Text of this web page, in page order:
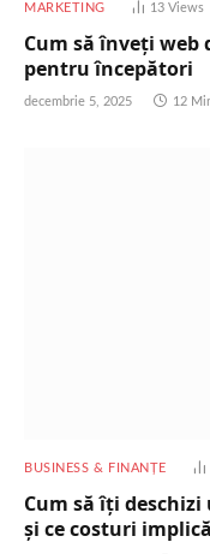
MARKETING 13 Views
Cum să înveți web
pentru începători
decembrie 5, 2025 12
BUSINESS & FINANȚE
Cum să îți
și ce costuri implică